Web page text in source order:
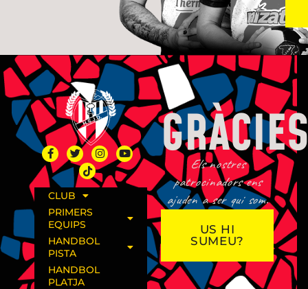
CLUB
PRIMERS
EQUIPS
HANDBOL
PISTA
HANDBOL
PLATJA
Els nostres
patrocinadors ens
ajuden a ser qui som.
US HI
SUMEU?